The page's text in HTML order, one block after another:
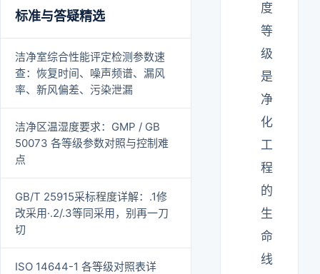
标准与答疑精选
洁净室综合性能评定检测参数速
查：恢复时间、噪声频谱、漏风
率、新风偏差、污染泄漏
洁净区温湿度要求：GMP / GB
50073 各等级参数对照与控制难
点
GB/T 25915采标程度详解：.1修
改采用·.2/.3等同采用，别再一刀
切
ISO 14644-1 各等级对照表详
度
等
级
是
净
化
工
程
的
生
命
线